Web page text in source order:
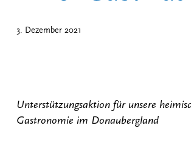
3. Dezember 2021
Unterstützungsaktion für unsere
Gastronomie im Donaubergland